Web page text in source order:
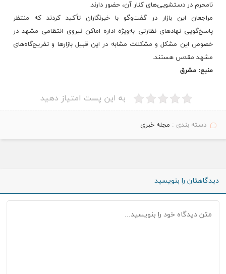
نامحرم در دستشویی‌های کنار آن، حضور دارند.
مراجعان این بازار در گفت‌وگو با خبرنگاران تأکید کردند که منتظر
پاسخ‌گویی نهادهای نظارتی به‌ویژه اداره اماکن نیروی انتظامی مشهد در
خصوص این مشکل و مشکلات مشابه در این قبیل بازارها و تفریح‌گاه‌های
مشهد مقدس هستند.
منبع: مشرق
به این پست امتیاز دهید
دسته بندی : مجله خبری
دیدگاهتان را بنویسید